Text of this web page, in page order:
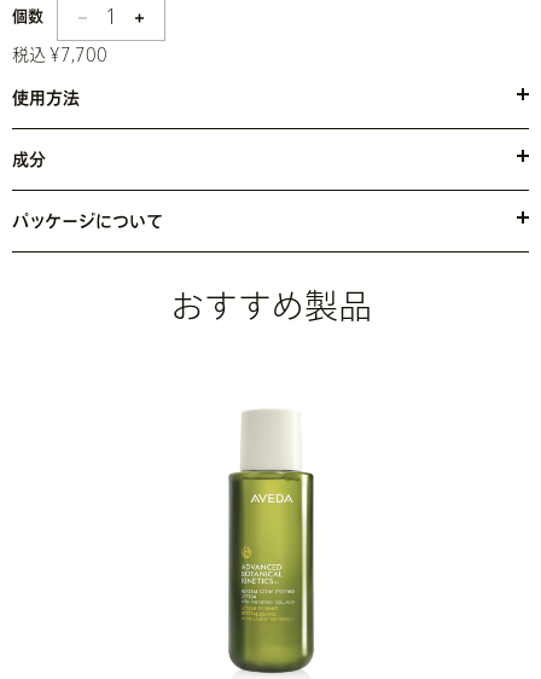
個数 1
税込 ¥7,700
使用方法
乾いた肌または湿らせた肌に使用し、目の周りは避けてください。
小さな円を描くように、やさしく顔と首を泡でマッサージし、十分
成分
●水・ミリスチン酸・グリセリン・ココイルメチルタウリンＮａ・
水酸化Ｋ・ベヘン酸・ラウリン酸・ミリストイルグルタミン酸Ｋ・
シプロピルアルギニンＨＣｌ・ナイアシンアミド・ヒアルロン酸Ｎ
ａ・フェノキシエタノール・香料
<JILN12659>
パッケージについて
容器：環境のために可能な限り多く再生素材を使用しています。
おすすめ製品